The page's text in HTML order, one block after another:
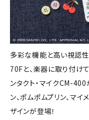
多彩な機能と高い視認
70Fと、楽器に取り付け
ンタクト・マイクCM-
ン、ポムポムプリン、マ
ザインが登場！